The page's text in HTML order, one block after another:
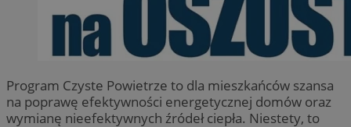
Program Czyste Powietrze to dla mieszkańców szansa
na poprawę efektywności energetycznej domów oraz
wymianę nieefektywnych źródeł ciepła. Niestety, to